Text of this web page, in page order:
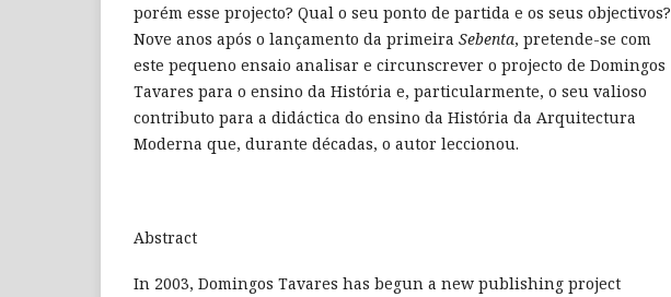
porém esse projecto? Qual o seu ponto de partida e os seus objectivos?
Nove anos após o lançamento da primeira Sebenta, pretende-se com
este pequeno ensaio analisar e circunscrever o projecto de Domingos
Tavares para o ensino da História e, particularmente, o seu valioso
contributo para a didáctica do ensino da História da Arquitectura
Moderna que, durante décadas, o autor leccionou.
Abstract
In 2003, Domingos Tavares has begun a new publishing project